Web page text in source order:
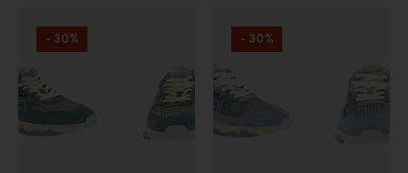
- 30% - 30%